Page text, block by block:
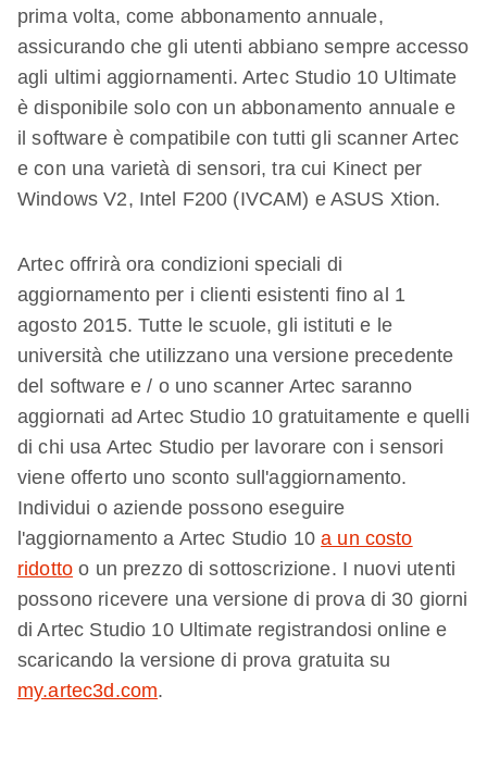
prima volta, come abbonamento annuale,
assicurando che gli utenti abbiano sempre accesso
agli ultimi aggiornamenti. Artec Studio 10 Ultimate
è disponibile solo con un abbonamento annuale e
il software è compatibile con tutti gli scanner Artec
e con una varietà di sensori, tra cui Kinect per
Windows V2, Intel F200 (IVCAM) e ASUS Xtion.
Artec offrirà ora condizioni speciali di
aggiornamento per i clienti esistenti fino al 1
agosto 2015. Tutte le scuole, gli istituti e le
università che utilizzano una versione precedente
del software e / o uno scanner Artec saranno
aggiornati ad Artec Studio 10 gratuitamente e quelli
di chi usa Artec Studio per lavorare con i sensori
viene offerto uno sconto sull'aggiornamento.
Individui o aziende possono eseguire
l'aggiornamento a Artec Studio 10a un costo
ridotto o un prezzo di sottoscrizione. I nuovi utenti
possono ricevere una versione di prova di 30 giorni
di Artec Studio 10 Ultimate registrandosi online e
scaricando la versione di prova gratuita su
my.artec3d.com.​